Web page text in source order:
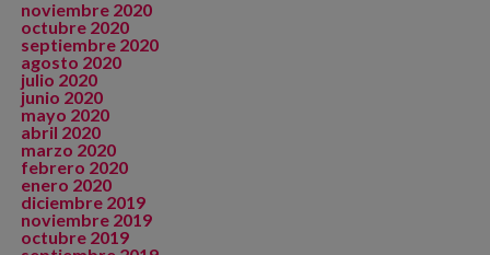
noviembre 2020
octubre 2020
septiembre 2020
agosto 2020
julio 2020
junio 2020
mayo 2020
abril 2020
marzo 2020
febrero 2020
enero 2020
diciembre 2019
noviembre 2019
octubre 2019